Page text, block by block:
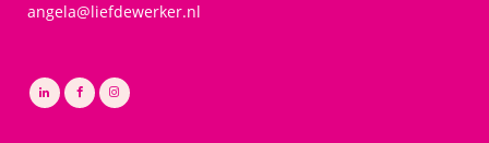
angela@liefdewerker.nl